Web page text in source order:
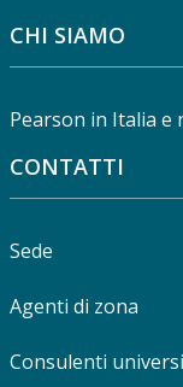
CHI SIAMO
Pearson in Italia e
CONTATTI
Sede
Agenti di zona
Consulenti